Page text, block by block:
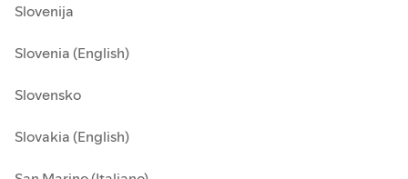
Slovenija
Slovenia (English)
Slovensko
Slovakia (English)